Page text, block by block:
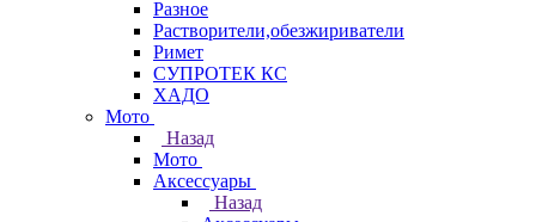
Разное
Растворители,обезжириватели
Римет
СУПРОТЕК КС
ХАДО
Мото
Назад
Мото
Аксессуары
Назад